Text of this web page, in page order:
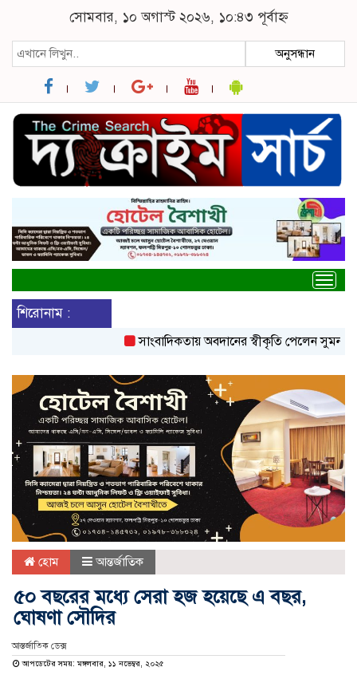
সোমবার, ১০ অগাস্ট ২০২৬, ১০:৪৩ পূর্বাহ্ন
অনুসন্ধান
শিরোনাম :
সাংবাদিকতায় অবদানের স্বীকৃতি পেলেন সুমন খান
হোম আন্তর্জাতিক
৫০ বছরের মধ্যে সেরা হজ হয়েছে এ বছর,
ঘোষণা সৌদির
আস্তর্জাতিক ডেক্স
আপডেটের সময়: মঙ্গলবার, ১১ নভেম্বর, ২০২৫